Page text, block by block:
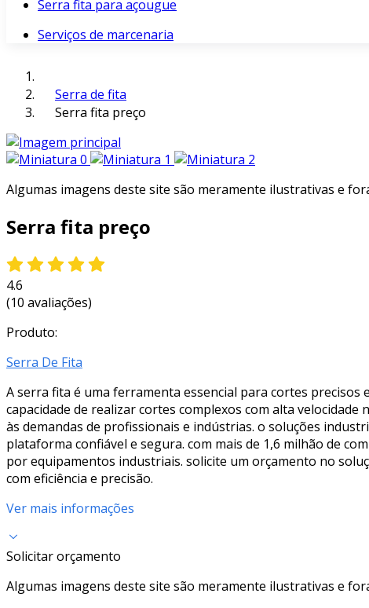
Serra fita para açougue
Serviços de marcenaria
Serra de fita
Serra fita preço
Algumas imagens deste site são meramente ilustrativas e
Serra fita preço
4.6
(10 avaliações)
Produto:
Serra De Fita
A serra fita é uma ferramenta essencial para cortes precisos
capacidade de realizar cortes complexos com alta
às demandas de profissionais e indústrias. o soluções
plataforma confiável e segura. com mais de 1,6 milhão de
por equipamentos industriais. solicite um orçamento no
com eficiência e precisão.
Ver mais informações
Solicitar orçamento
Algumas imagens deste site são meramente ilustrativas e